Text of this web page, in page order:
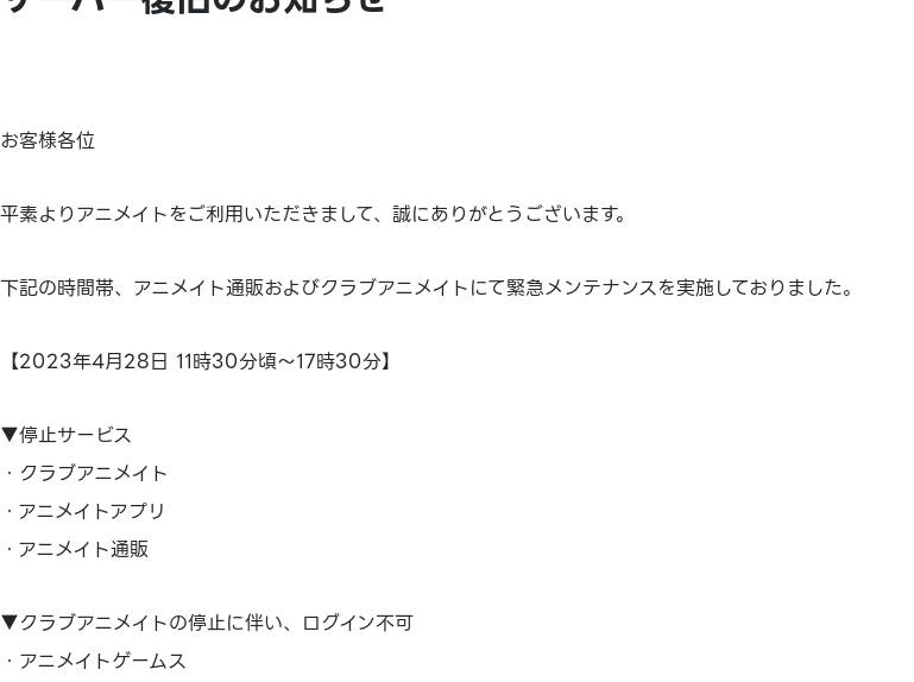
お客様各位
平素よりアニメイトをご利用いただきまして、誠にありがとうございます。
下記の時間帯、アニメイト通販およびクラブアニメイトにて緊急メンテナンスを実施しておりました。
【2023年4月28日 11時30分頃～17時30分】
▼停止サービス
・クラブアニメイト
・アニメイトアプリ
・アニメイト通販
▼クラブアニメイトの停止に伴い、ログイン不可
・アニメイトゲームス